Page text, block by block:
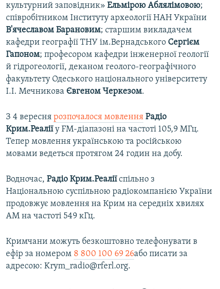
культурний заповідник» Ельмірою Аблялімовою;
співробітником Інституту археології НАН України
В'ячеславом Барановим; старшим викладачем
кафедри географії ТНУ ім.Вернадського Сергієм
Гапоном; професором кафедри інженерної геології
й гідрогеології, деканом геолого-географічного
факультету Одеського національного університету
І.І. Мечникова Євгеном Черкезом.
З 4 вересня pозпочалося мовлення Радіо
Крим.Реаліїу FM-діапазоні на частоті 105,9 МГц.
Тепер мовлення українською та російською
мовами ведеться протягом 24 годин на добу.
Водночас, Радіо Крим.Реаліїспільно з
Національною суспільною радіокомпанією України
продовжує мовлення на Крим на середніх хвилях
АМ на частоті 549 кГц.
Кримчани можуть безкоштовно телефонувати в
ефір за номером 8 800 100 69 26або писати за
адресою: Krym_radio@rferl.org.